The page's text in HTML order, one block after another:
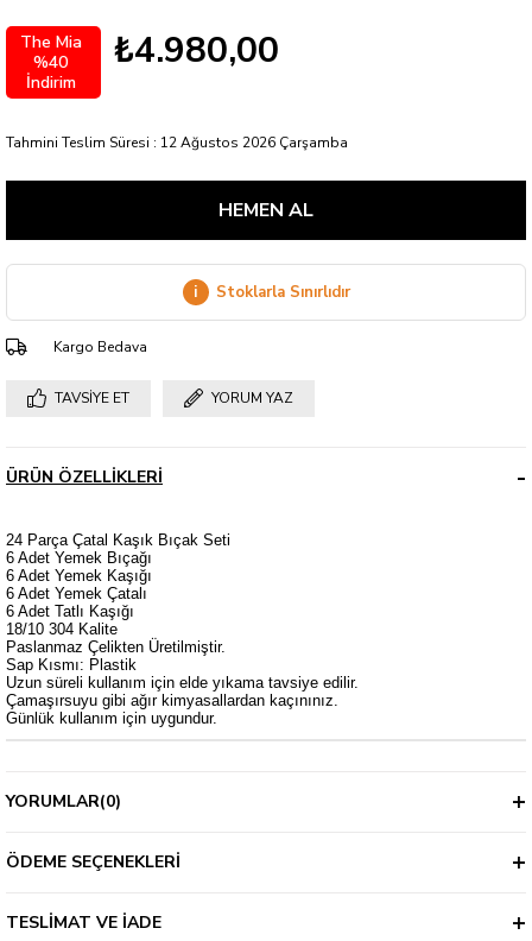
₺4.980,00
The Mia
%40
İndirim
Tahmini Teslim Süresi : 12 Ağustos 2026 Çarşamba
i Stoklarla Sınırlıdır
Kargo Bedava
TAVSIYE ET YORUM YAZ
ÜRÜN ÖZELLIKLERI
24 Parça Çatal Kaşık Bıçak Seti
6 Adet Yemek Bıçağı
6 Adet Yemek Kaşığı
6 Adet Yemek Çatalı
6 Adet Tatlı Kaşığı
18/10 304 Kalite
Paslanmaz Çelikten Üretilmiştir.
Sap Kısmı: Plastik
Uzun süreli kullanım için elde yıkama tavsiye edilir.
Çamaşırsuyu gibi ağır kimyasallardan kaçınınız.
Günlük kullanım için uygundur.
YORUMLAR(0)
ÖDEME SEÇENEKLERI
TESLIMAT VE İADE